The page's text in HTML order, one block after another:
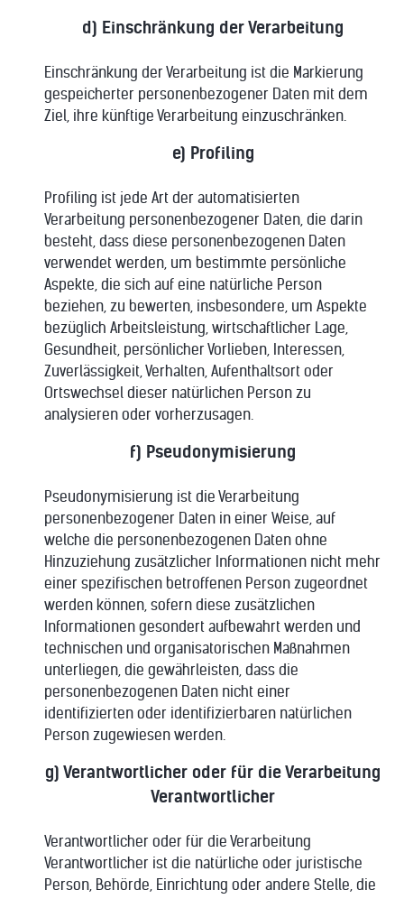
d) Einschränkung der Verarbeitung
Einschränkung der Verarbeitung ist die Markierung
gespeicherter personenbezogener Daten mit dem
Ziel, ihre künftige Verarbeitung einzuschränken.
e) Profiling
Profiling ist jede Art der automatisierten
Verarbeitung personenbezogener Daten, die darin
besteht, dass diese personenbezogenen Daten
verwendet werden, um bestimmte persönliche
Aspekte, die sich auf eine natürliche Person
beziehen, zu bewerten, insbesondere, um Aspekte
bezüglich Arbeitsleistung, wirtschaftlicher Lage,
Gesundheit, persönlicher Vorlieben, Interessen,
Zuverlässigkeit, Verhalten, Aufenthaltsort oder
Ortswechsel dieser natürlichen Person zu
analysieren oder vorherzusagen.
f) Pseudonymisierung
Pseudonymisierung ist die Verarbeitung
personenbezogener Daten in einer Weise, auf
welche die personenbezogenen Daten ohne
Hinzuziehung zusätzlicher Informationen nicht mehr
einer spezifischen betroffenen Person zugeordnet
werden können, sofern diese zusätzlichen
Informationen gesondert aufbewahrt werden und
technischen und organisatorischen Maßnahmen
unterliegen, die gewährleisten, dass die
personenbezogenen Daten nicht einer
identifizierten oder identifizierbaren natürlichen
Person zugewiesen werden.
g) Verantwortlicher oder für die Verarbeitung
Verantwortlicher
Verantwortlicher oder für die Verarbeitung
Verantwortlicher ist die natürliche oder juristische
Person, Behörde, Einrichtung oder andere Stelle, die